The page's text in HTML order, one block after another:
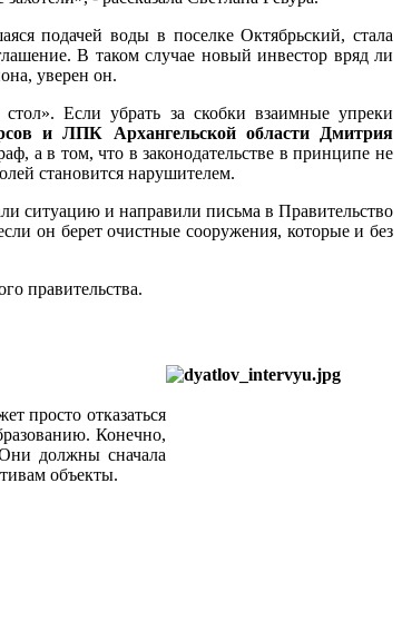
подачей воды в поселке Октябрьский, стала
В таком случае новый инвестор вряд ли
уверен он.
Если убрать за скобки взаимные упреки
и ЛПК Архангельской области Дмитрия
а в том, что в законодательстве в принципе не
становится нарушителем.
ситуацию и направили письма в Правительство
он берет очистные сооружения, которые и без
правительства.
просто отказаться
Конечно,
Они должны сначала
объекты.